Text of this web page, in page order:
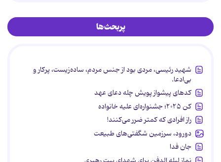
پربحث‌ها
شهید رئیسی، مردی بود از جنس مردم، ساده‌زیست، پرکار و
بی‌ادعا.
کدهای پیشواز پویش چله دعای عهد
کن ۲۰۲۵؛ جشنواره‌ای علیه خانواده
راز افرادی که کمتر ضرر می‌کنند!
دورود، سرزمین شگفتی‌های طبیعت
جان فدا